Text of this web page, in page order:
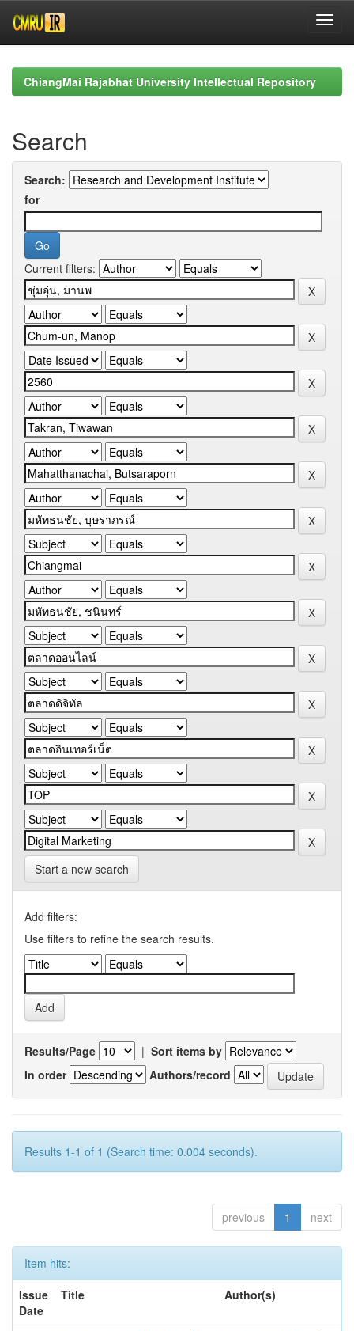
navigationChiangMai Rajabhat University Intellectual Repository
Search
Search:
for
Current filters:
Start a new search
Add filters:
Use filters to refine the search results.
Results/Page | Sort items by
In order
Authors/record
Results 1-1 of 1 (Search time: 0.004 seconds).
previous 1 next
Item hits:
Issue
Date
Title Author(s)